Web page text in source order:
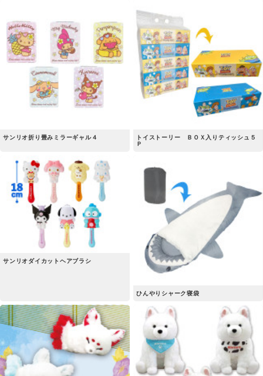
サンリオ折り畳みミラーギャル４
トイストーリー ＢＯＸ入りティッシュ５
Ｐ
サンリオダイカットヘアブラシ
ひんやりシャーク寝袋